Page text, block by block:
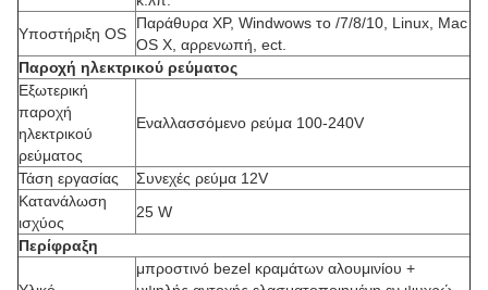
Υποστήριξη OS
Παράθυρα XP, Windwows το /7/8/10, Linux, Mac
OS Χ, αρρενωπή, ect.
Παροχή ηλεκτρικού ρεύματος
Εξωτερική
παροχή
ηλεκτρικού
ρεύματος
Εναλλασσόμενο ρεύμα 100-240V
Τάση εργασίας
Συνεχές ρεύμα 12V
Κατανάλωση
ισχύος
25 W
Περίφραξη
μπροστινό bezel κραμάτων αλουμινίου +